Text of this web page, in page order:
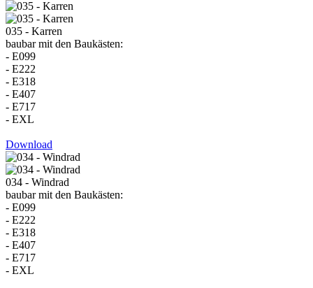
035 - Karren
baubar mit den Baukästen:
- E099
- E222
- E318
- E407
- E717
- EXL
Download
034 - Windrad
baubar mit den Baukästen:
- E099
- E222
- E318
- E407
- E717
- EXL